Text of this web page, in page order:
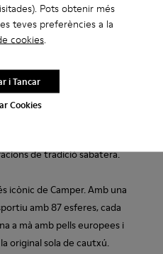
Pots obtenir més
teves preferències a la
cookies.
Cookies
i Tancar
amb acabat polit a mà,
i sola de cautxú.
resistents i duradors amb el
de tradició sabatera.
icònic de Camper. Amb una
amb 87 esferes, cada
a mà amb pells europees i
original sola de cautxú.